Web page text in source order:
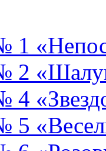
1
2
4
5